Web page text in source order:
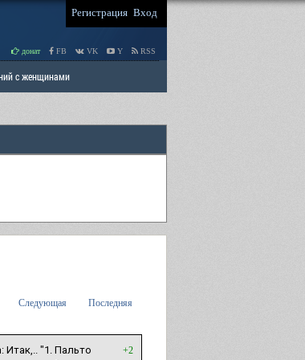
Регистрация Вход
донат FB VK Y RSS
с женщинами
Следующая Последняя
+2
Итак,.. "1. Пальто